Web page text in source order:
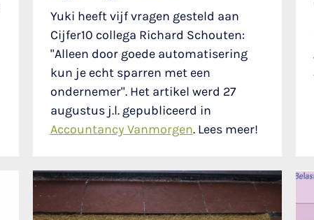
Yuki heeft vijf vragen gesteld aan
Cijfer10 collega Richard Schouten:
"Alleen door goede automatisering
kun je echt sparren met een
ondernemer". Het artikel werd 27
augustus j.l. gepubliceerd in
Accountancy Vanmorgen. Lees meer!